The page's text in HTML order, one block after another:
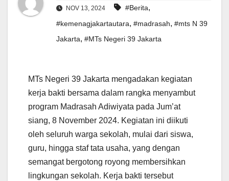
NOV 13, 2024 #Berita,
#kemenagjakartautara, #madrasah, #mts N 39
Jakarta, #MTs Negeri 39 Jakarta
MTs Negeri 39 Jakarta mengadakan kegiatan
kerja bakti bersama dalam rangka menyambut
program Madrasah Adiwiyata pada Jum’at
siang, 8 November 2024. Kegiatan ini diikuti
oleh seluruh warga sekolah, mulai dari siswa,
guru, hingga staf tata usaha, yang dengan
semangat bergotong royong membersihkan
lingkungan sekolah. Kerja bakti tersebut